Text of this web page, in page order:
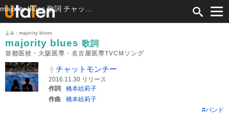
よみ：majority blues
majority blues 歌詞
首都医校・大阪医専・名古屋医専TVCMソング
チャットモンチー
2016.11.30 リリース
作詞
橋本絵莉子
作曲
橋本絵莉子
#バンド